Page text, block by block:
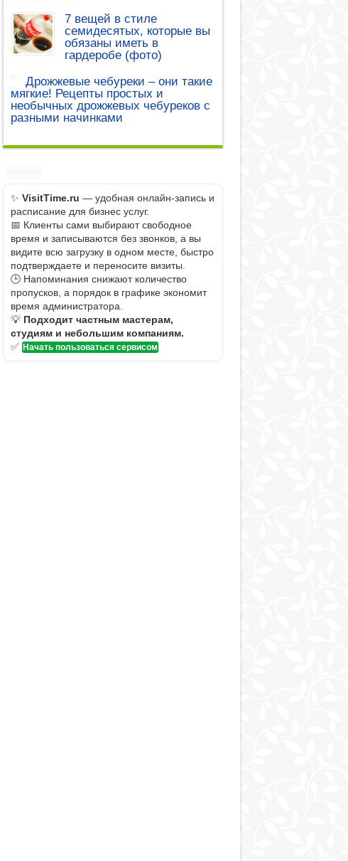
7 вещей в стиле
семидесятых, которые вы
обязаны иметь в
гардеробе (фото)
Дрожжевые чебуреки – они такие
мягкие! Рецепты простых и
необычных дрожжевых чебуреков с
разными начинками
✨ VisitTime.ru — удобная онлайн-запись и
расписание для бизнес услуг.
📅 Клиенты сами выбирают свободное
время и записываются без звонков, а вы
видите всю загрузку в одном месте, быстро
подтверждаете и переносите визиты.
🕒 Напоминания снижают количество
пропусков, а порядок в графике экономит
время администратора.
💡 Подходит частным мастерам,
студиям и небольшим компаниям.
✅ Начать пользоваться сервисом